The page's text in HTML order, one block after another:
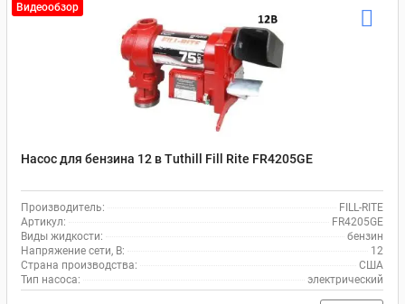
Видеообзор
Насос для бензина 12 в Tuthill Fill Rite FR4205GE
Производитель:
FILL-RITE
Артикул:
FR4205GE
Виды жидкости:
бензин
Напряжение сети, В:
12
Страна производства:
США
Тип насоса:
электрический